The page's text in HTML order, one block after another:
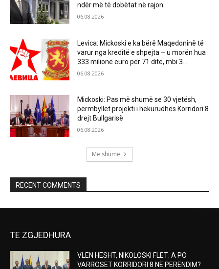
ndër më të dobëtat në rajon.
06.08.2026
Levica: Mickoski e ka bërë Maqedoninë të
varur nga kreditë e shpejta – u morën hua
333 milionë euro për 71 ditë, mbi 3...
06.08.2026
Mickoski: Pas më shumë se 30 vjetësh,
përmbyllet projekti i hekurudhës Korridori 8
drejt Bullgarisë
06.08.2026
Më shumë
RECENT COMMENTS
TE ZGJEDHURA
VLEN HESHT, NIKOLOSKI FLET: A PO
VARROSET KORRIDORI 8 NË PERËNDIM?